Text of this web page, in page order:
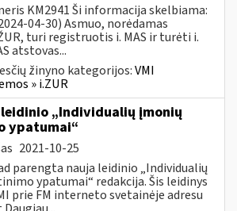
KM2941 Ši informacija skelbiama:
04-30) Asmuo, norėdamas
turi registruotis i. MAS ir turėti i.
atstovas...
žinyno kategorijos:VMI
» i.ZUR
„Individualių įmonių
ypatumai“
2021-10-25
parengta nauja leidinio „Individualių
ypatumai“ redakcija. Šis leidinys
prie FM interneto svetainėje adresu